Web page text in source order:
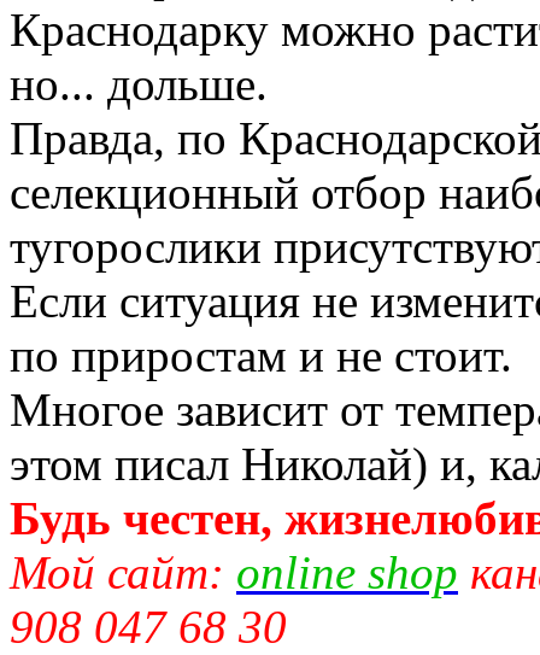
Краснодарку можно
но... дольше.
Правда, по
селекционный отбор
тугорослики
Если ситуация не
по приростам и не стоит.
Многое зависит от
этом писал Николай) и,
Будь честен,
Мой сайт: online shop
908 047 68 30